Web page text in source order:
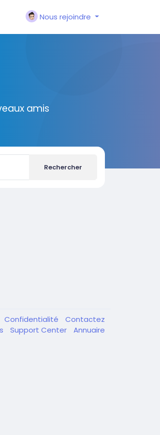
Nous rejoindre
amis
Rechercher
Confidentialité
Contactez
Support Center Annuaire